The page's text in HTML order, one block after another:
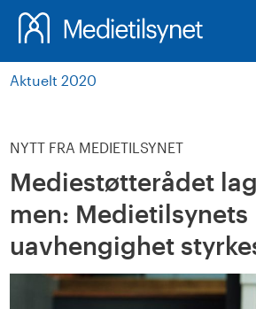
Aktuelt 2020
NYTT FRA MEDIETILSYNET
Mediestøtterådet
men: Medietilsynets
uavhengighet